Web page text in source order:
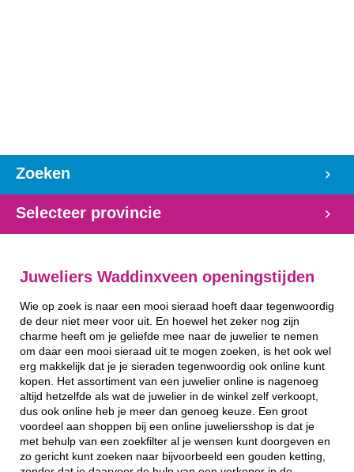
Zoeken
Selecteer provincie
Juweliers Waddinxveen openingstijden
Wie op zoek is naar een mooi sieraad hoeft daar tegenwoordig
de deur niet meer voor uit. En hoewel het zeker nog zijn
charme heeft om je geliefde mee naar de juwelier te nemen
om daar een mooi sieraad uit te mogen zoeken, is het ook wel
erg makkelijk dat je je sieraden tegenwoordig ook online kunt
kopen. Het assortiment van een juwelier online is nagenoeg
altijd hetzelfde als wat de juwelier in de winkel zelf verkoopt,
dus ook online heb je meer dan genoeg keuze. Een groot
voordeel aan shoppen bij een online juweliersshop is dat je
met behulp van een zoekfilter al je wensen kunt doorgeven en
zo gericht kunt zoeken naar bijvoorbeeld een gouden ketting,